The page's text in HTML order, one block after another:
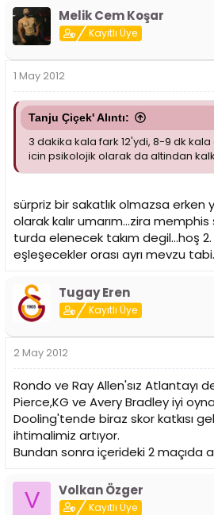
Melik Cem Koşar
Kayıtlı Üye
1 May 2012
Tanju Çiçek' Alıntı:
3 dakika kala fark 12'ydi, 8-9 dk
icin psikolojik olarak da altindan
sürpriz bir sakatlık olmazsa erken
olarak kalır umarım...zira
turda elenecek takım degil...hoş
eşleşecekler orası ayrı mevzu
Tugay Eren
Kayıtlı Üye
2 May 2012
Rondo ve Ray Allen'sız Atlantayı
Pierce,KG ve Avery Bradley iyi
Dooling'tende biraz skor katkısı
ihtimalimiz artıyor.
Bundan sonra içerideki 2 maçıda
V Volkan Özger
Kayıtlı Üye